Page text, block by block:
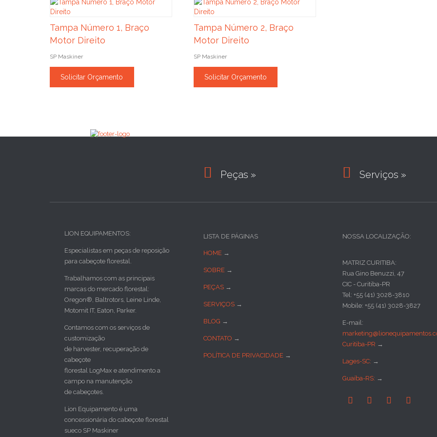
Tampa Número 1, Braço
Motor Direito
SP Maskiner
Solicitar Orçamento
Tampa Número 2, Braço
Motor Direito
SP Maskiner
Solicitar Orçamento
 Peças »  Serviços »
LION EQUIPAMENTOS:
Especialistas em peças de reposição
para cabeçote florestal.
Trabalhamos com as principais
marcas do mercado florestal:
Oregon®, Baltrotors, Leine Linde,
Motomit IT, Eaton, Parker.
Contamos com os serviços de
customização
de harvester, recuperação de
cabeçote
florestal LogMax e atendimento a
campo na manutenção
de cabeçotes.
Lion Equipamento é uma
concessionária do cabeçote florestal
sueco SP Maskiner
LISTA DE PÁGINAS
HOME →
SOBRE →
PEÇAS →
SERVIÇOS →
BLOG →
CONTATO →
POLÍTICA DE PRIVACIDADE →
NOSSA LOCALIZAÇÃO:
MATRIZ CURITIBA:
Rua Gino Benuzzi, 47
CIC - Curitiba-PR
Tel: +55 (41) 3028-3810
Mobile: +55 (41) 3028-3827
E-mail:
Curitiba-PR →
Lages-SC: →
Guaíba-RS: →
   